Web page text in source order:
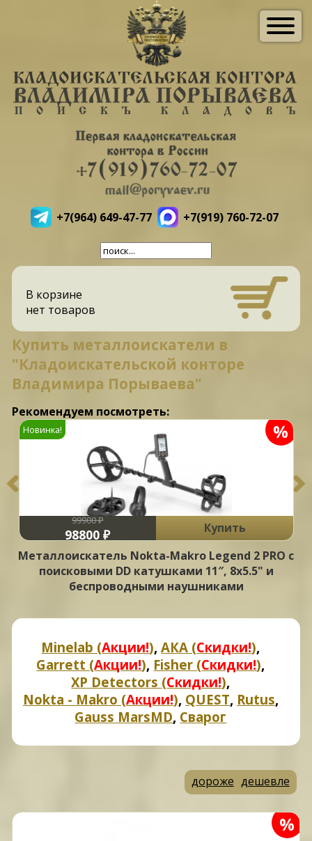
+7(964) 649-47-77 +7(919) 760-72-07
В корзине
нет товаров
Купить металлоискатели в
"Кладоискательской конторе
Владимира Порываева"
Рекомендуем посмотреть:
%
Новинка!
99900 ₽
98800 ₽
Купить
Металлоискатель Nokta-Makro Legend 2 PRO с
поисковыми DD катушками 11″, 8х5.5" и
беспроводными наушниками
Minelab (Акции!),АКА (Скидки!),
Garrett (Акции!), Fisher (Скидки!),
XP Detectors (Скидки!),
Nokta - Makro (Акции!), QUEST, Rutus,
Gauss MarsMD, Сварог
дороже дешевле
%